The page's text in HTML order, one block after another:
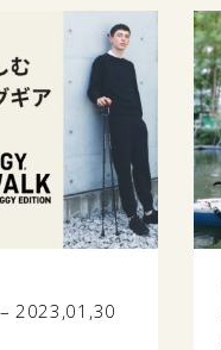
– 2023,01,30